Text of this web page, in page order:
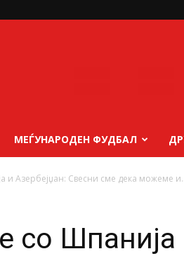
МЕЃУНАРОДЕН ФУДБАЛ
и Азербејџан: Свесни сме дека можеме
со Шпанија